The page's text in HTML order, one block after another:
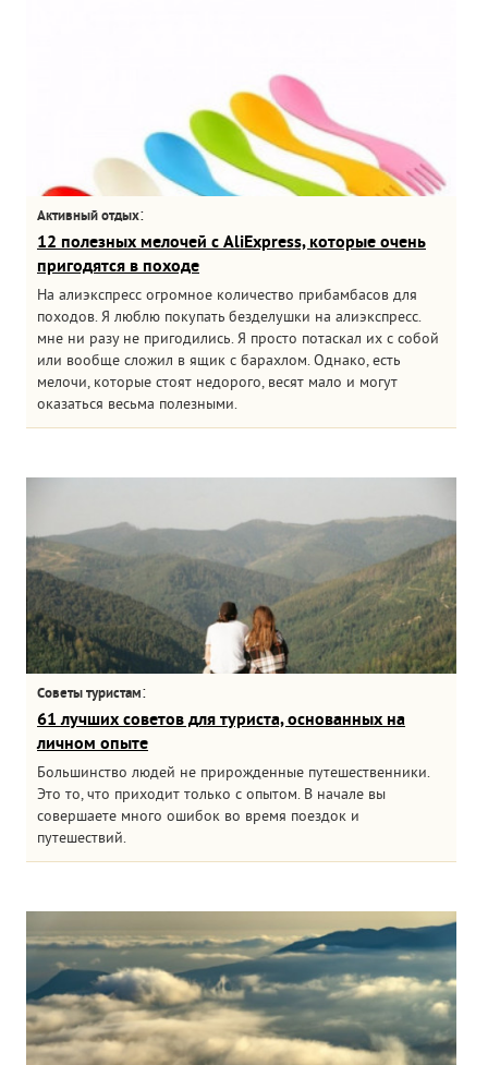
Активный отдых:
12 полезных мелочей с AliExpress, которые очень
пригодятся в походе
На алиэкспресс огромное количество прибамбасов для
походов. Я люблю покупать безделушки на алиэкспресс.
мне ни разу не пригодились. Я просто потаскал их с собой
или вообще сложил в ящик с барахлом. Однако, есть
мелочи, которые стоят недорого, весят мало и могут
оказаться весьма полезными.
Советы туристам:
61 лучших советов для туриста, основанных на
личном опыте
Большинство людей не прирожденные путешественники.
Это то, что приходит только с опытом. В начале вы
совершаете много ошибок во время поездок и
путешествий.